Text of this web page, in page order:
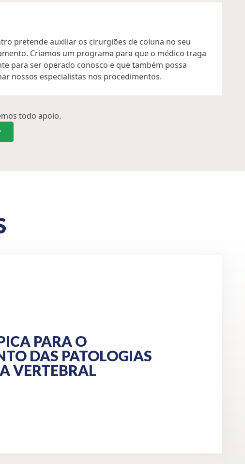
pretende auxiliar os cirurgiões de coluna no seu
Criamos um programa para que o médico traga
para ser operado conosco e que também possa
nossos especialistas nos procedimentos.
todo apoio.
PARA O
DAS PATOLOGIAS
VERTEBRAL